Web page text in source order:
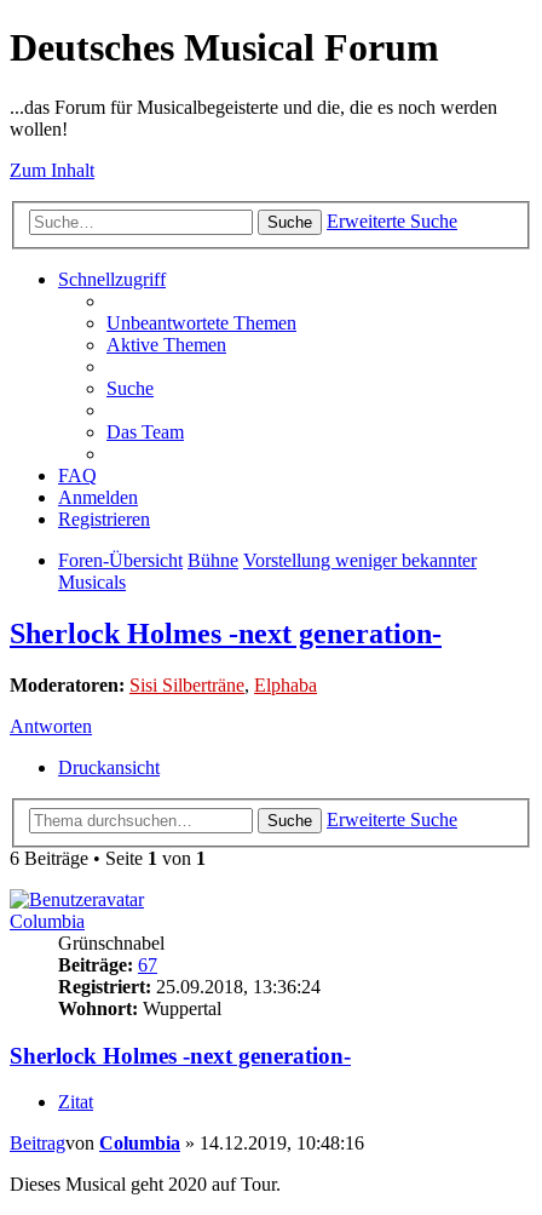
Deutsches Musical Forum
...das Forum für Musicalbegeisterte und die, die es noch werden
wollen!
Zum Inhalt
Suche Erweiterte Suche
Schnellzugriff
Unbeantwortete Themen
Aktive Themen
Suche
Das Team
FAQ
Anmelden
Registrieren
Foren-Übersicht Bühne Vorstellung weniger bekannter
Musicals
Sherlock Holmes -next generation-
Moderatoren: Sisi Silberträne, Elphaba
Antworten
Druckansicht
Suche
Erweiterte Suche
6 Beiträge • Seite 1 von 1
Columbia
Grünschnabel
Beiträge: 67
Registriert: 25.09.2018, 13:36:24
Wohnort: Wuppertal
Sherlock Holmes -next generation-
Zitat
Beitragvon Columbia » 14.12.2019, 10:48:16
Dieses Musical geht 2020 auf Tour.